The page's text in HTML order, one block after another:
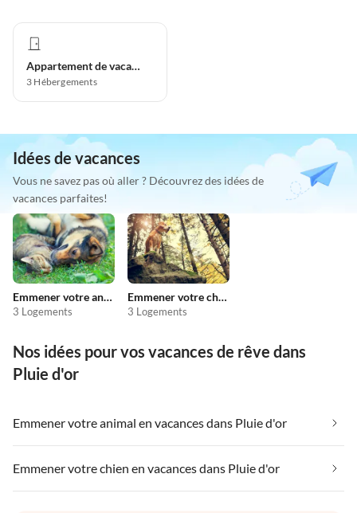
Appartement de vacances
3 Hébergements
Idées de vacances
Vous ne savez pas où aller ? Découvrez des idées de
vacances parfaites!
Emmener votre animal en vacances
3 Logements
Emmener votre chien en vacances
3 Logements
Nos idées pour vos vacances de rêve dans
Pluie d'or
Emmener votre animal en vacances dans Pluie d'or
Emmener votre chien en vacances dans Pluie d'or